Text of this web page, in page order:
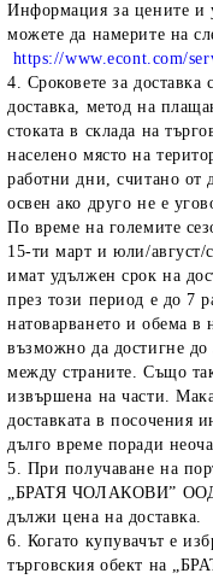
Информация за цените и
можете да намерите на
https://www.econt.com/
4. Сроковете за доставка
доставка, метод на
стоката в склада на
населено място на
работни дни, считано от
освен ако друго не е
По време на големите
15-ти март и юли/август/
имат удължен срок на
през този период е до 7
натоварването и обема в
възможно да достигне
между страните. Също
извършена на части.
доставката в посочения
дълго време поради
5. При получаване на
„БРАТЯ ЧОЛАКОВИ” ООД
дължи цена на доставка.
6. Когато купувачът е
търговския обект на